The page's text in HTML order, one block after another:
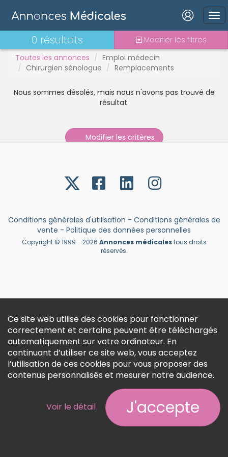
Connexion
Mot de passe oublié ?
Se connecter avec Google
Se connecter avec LinkedIn
Inscrivez-vous en un clic !
Créer un compte
Toutes les annonces
Emploi médecin
Chirurgien sénologue
Remplacements
0 résultats Modifier les filtres
Statut TNS
Vacations
Nous sommes désolés, mais nous n'avons pas trouvé de
résultat.
Modifier les critères
Conditions générales d'utilisation - Conditions générales de
vente - Politique des données personnelles
Copyright © 1999 - 2026 Annonces médicalestous droits
réservés.
Ce site web utilise des cookies pour fonctionner
correctement et certains peuvent être téléchargés
automatiquement sur votre ordinateur. En
continuant d’utiliser ce site web, vous acceptez
l’utilisation de ces cookies pour vous proposer des
contenus personnalisés et mesurer notre audience.
Voir le détail J'accepte